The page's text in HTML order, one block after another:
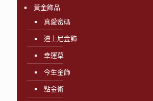
黃金飾品
真愛密碼
迪士尼金飾
幸運草
今生金飾
點金術